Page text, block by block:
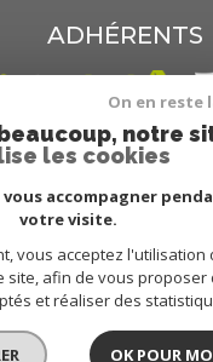
ADHÉRENTS
© 2022
Tous droits
Traduction powered by
Nos honoraires Plan du
On en reste
notre
les cookies
accompagner
votre visite.
vous acceptez l'utilisation
site, afin de vous proposer
et réaliser des
OK POUR